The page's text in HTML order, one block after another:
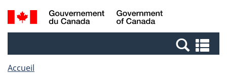
Passer
au
Passer
à
Canada
Recherche
et
et
Accueil